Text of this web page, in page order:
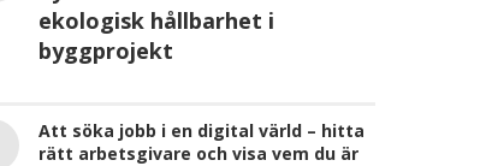
ekologisk hållbarhet i
byggprojekt
Att söka jobb i en digital värld – hitta
rätt arbetsgivare och visa vem du är